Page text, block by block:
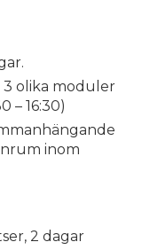
olika moduler
– 16:30)
inom
2 dagar